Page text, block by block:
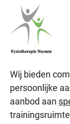
Wij bieden
persoonlijke
aanbod aan